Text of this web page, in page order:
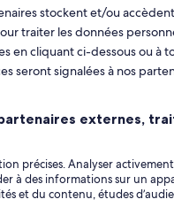
1 et 2 : Maison d’hôtes
Hôtels de luxe
Hôtels avec restaurant
à proximité
Vols en
Locations
stockent et/ou
traiter les données
en cliquant ci-dessous ou à
seront signalées à nos
externes,
précises. Analyser
à des informations sur un
et du contenu, études